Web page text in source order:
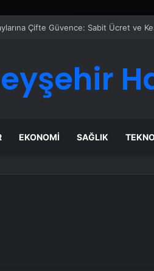
Çifte Güvence: Sabit Ücret ve
EKONOMI SAĞLIK